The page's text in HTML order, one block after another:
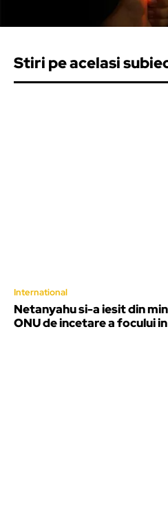
Stiri pe acelasi
International
Netanyahu si-a iesit din
ONU de incetare a focului